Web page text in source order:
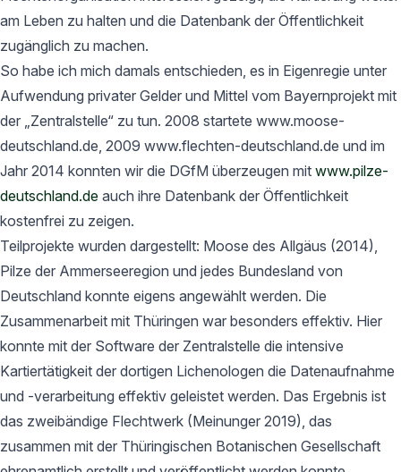
am Leben zu halten und die Datenbank der Öffentlichkeit
zugänglich zu machen.
So habe ich mich damals entschieden, es in Eigenregie unter
Aufwendung privater Gelder und Mittel vom Bayernprojekt mit
der „Zentralstelle“ zu tun. 2008 startete www.moose-
deutschland.de, 2009 www.flechten-deutschland.de und im
Jahr 2014 konnten wir die DGfM überzeugen mit www.pilze-
deutschland.de auch ihre Datenbank der Öffentlichkeit
kostenfrei zu zeigen.
Teilprojekte wurden dargestellt: Moose des Allgäus (2014),
Pilze der Ammerseeregion und jedes Bundesland von
Deutschland konnte eigens angewählt werden. Die
Zusammenarbeit mit Thüringen war besonders effektiv. Hier
konnte mit der Software der Zentralstelle die intensive
Kartiertätigkeit der dortigen Lichenologen die Datenaufnahme
und -verarbeitung effektiv geleistet werden. Das Ergebnis ist
das zweibändige Flechtwerk (Meinunger 2019), das
zusammen mit der Thüringischen Botanischen Gesellschaft